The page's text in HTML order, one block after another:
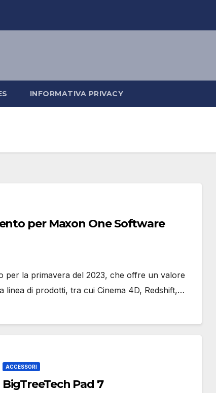
INFORMATIVA PRIVACY
per Maxon One Software
per la primavera del 2023, che offre un valore
linea di prodotti, tra cui Cinema 4D, Redshift,…
ACCESSORI
BigTreeTech Pad 7